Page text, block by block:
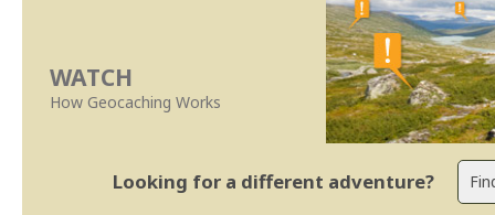
WATCH
How Geocaching Works
Looking for a different adventure?